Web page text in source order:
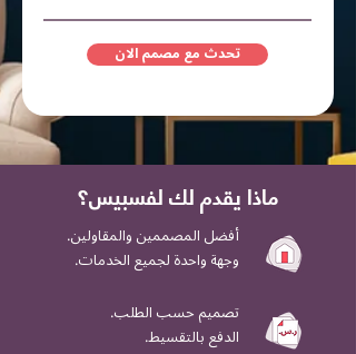
تحدث مع مصمم الان
ماذا يقدم لك لفسبيس؟
.أفضل المصممين والمقاولين
.وجهة واحدة لجميع الخدمات
.تصميم حسب الطلب
.الدفع بالتقسيط